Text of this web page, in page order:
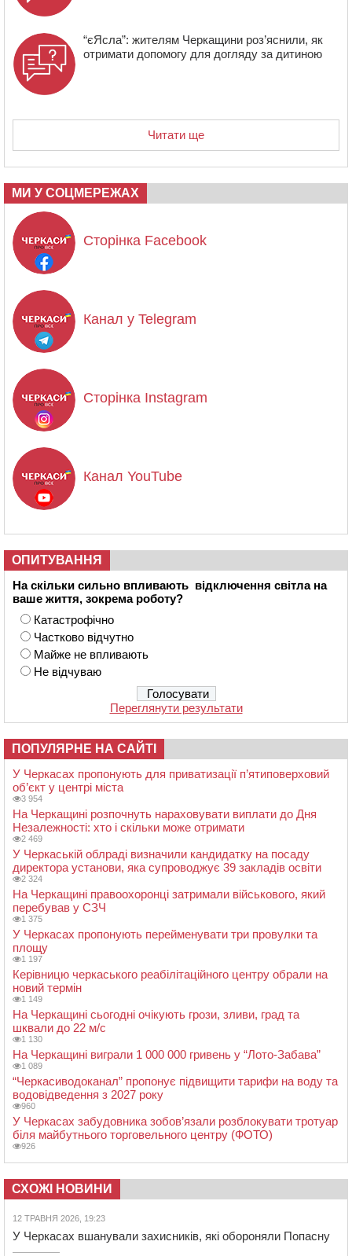
“єЯсла”: жителям Черкащини роз’яснили, як
отримати допомогу для догляду за дитиною
Читати ще
МИ У СОЦМЕРЕЖАХ
Сторінка Facebook
Канал у Telegram
Сторінка Instagram
Канал YouTube
ОПИТУВАННЯ
На скільки сильно впливають відключення світла на
ваше життя, зокрема роботу?
Катастрофічно
Частково відчутно
Майже не впливають
Не відчуваю
Переглянути результати
ПОПУЛЯРНЕ НА САЙТІ
У Черкасах пропонують для приватизації п’ятиповерховий
об’єкт у центрі міста
3 954
На Черкащині розпочнуть нараховувати виплати до Дня
Незалежності: хто і скільки може отримати
2 469
У Черкаській облраді визначили кандидатку на посаду
директора установи, яка супроводжує 39 закладів освіти
2 324
На Черкащині правоохоронці затримали військового, який
перебував у СЗЧ
1 375
У Черкасах пропонують перейменувати три провулки та
площу
1 197
Керівницю черкаського реабілітаційного центру обрали на
новий термін
1 149
На Черкащині сьогодні очікують грози, зливи, град та
шквали до 22 м/с
1 130
На Черкащині виграли 1 000 000 гривень у “Лото-Забава”
1 089
“Черкасиводоканал” пропонує підвищити тарифи на воду та
водовідведення з 2027 року
960
У Черкасах забудовника зобов’язали розблокувати тротуар
біля майбутнього торговельного центру (ФОТО)
926
СХОЖІ НОВИНИ
12 ТРАВНЯ 2026, 19:23
У Черкасах вшанували захисників, які обороняли Попасну